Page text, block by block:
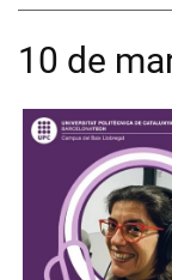
10 de